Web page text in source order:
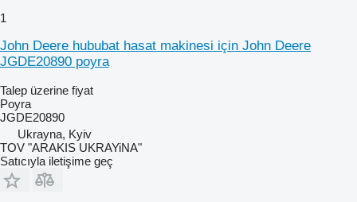
1
John Deere hububat hasat makinesi için John Deere
JGDE20890 poyra
Talep üzerine fiyat
Poyra
JGDE20890
Ukrayna, Kyiv
TOV "ARAKIS UKRAYiNA"
Satıcıyla iletişime geç